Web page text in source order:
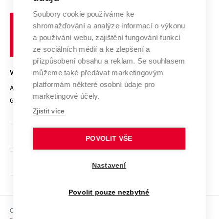
Výzkumné infrastruktury
Transfer znalostí
Open Science
Projekty
Projekty ze strukturálních fondů
Specifický výzkum
Spolupráce se školami
Služby univerzity
Mezinárodní dohody
Univerzitní sítě
Profil univerzity
Udržitelná univerzita
Podnikavá univerzita / ContriBUTe
Bezpečná univerzita
Vyznamenání
Organizační struktura
Ochrana osobních údajů
odkaz)
Sociální bezpečí
učení
technické
VYSOKÉ UČENÍ TECHNICKÉ V BRNĚ
Antonínská 548/1
602 00 Brno
www.vut.cz
vut@vutbr.cz
Copyright © 2026 VUT
Soubory cookie používáme ke
shromažďování a analýze informací o výkonu
a používání webu, zajištění fungování funkcí
ze sociálních médií a ke zlepšení a
přizpůsobení obsahu a reklam. Se souhlasem
můžeme také předávat marketingovým
platformám některé osobní údaje pro
marketingové účely.
Zjistit více
POVOLIT VŠE
Nastavení
Povolit pouze nezbytné